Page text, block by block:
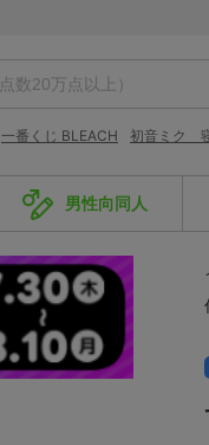
一番くじ BLEACH 初音ミク
男性向同人